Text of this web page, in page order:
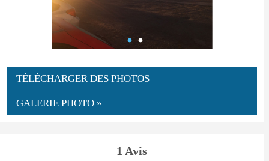
TÉLÉCHARGER DES PHOTOS
GALERIE PHOTO »
1 Avis